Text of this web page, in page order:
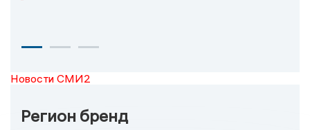
Новости СМИ2
Регион бренд